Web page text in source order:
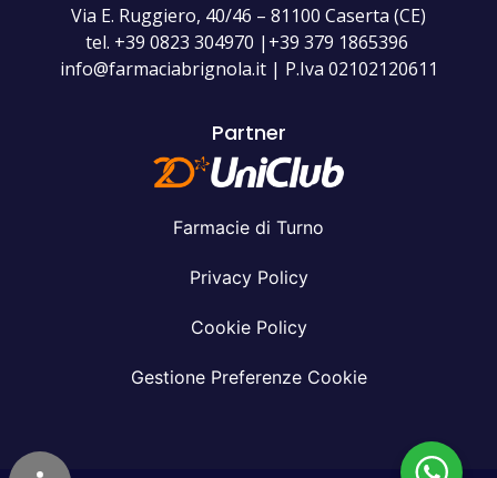
Via E. Ruggiero, 40/46 – 81100 Caserta (CE)
tel. +39 0823 304970 |+39 379 1865396
info@farmaciabrignola.it | P.Iva 02102120611
Partner
Farmacie di Turno
Privacy Policy
Cookie Policy
Gestione Preferenze Cookie